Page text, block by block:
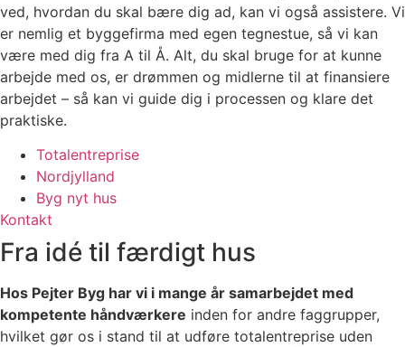
ved, hvordan du skal bære dig ad, kan vi også assistere. Vi
er nemlig et byggefirma med egen tegnestue, så vi kan
være med dig fra A til Å. Alt, du skal bruge for at kunne
arbejde med os, er drømmen og midlerne til at finansiere
arbejdet – så kan vi guide dig i processen og klare det
praktiske.
Totalentreprise
Nordjylland
Byg nyt hus
Kontakt
Fra idé til færdigt hus
Hos Pejter Byg har vi i mange år samarbejdet med
kompetente håndværkere inden for andre faggrupper,
hvilket gør os i stand til at udføre totalentreprise uden